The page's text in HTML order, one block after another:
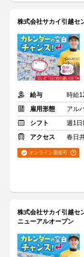
株式会社サカイ引越
給与
時給
雇用形態
アル
シフト
週1日
アクセス
春日
オンライン面接可
株式会社サカイ引越
ニューアルオープン